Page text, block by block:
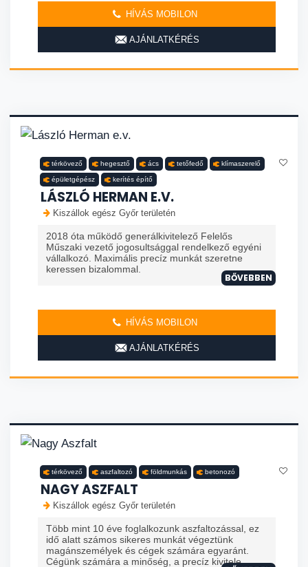
HÍVÁS MOBILON
AJÁNLATKÉRÉS
térkövező hegesztő ács tetőfedő klímaszerelő
épületgépész kerítés építő
LÁSZLÓ HERMAN E.V.
Kiszállok egész Győr területén
2018 óta működő generálkivitelező Felelős
Műszaki vezető jogosultsággal rendelkező egyéni
vállalkozó. Maximális precíz munkát szeretne
keressen bizalommal.
BŐVEBBEN
HÍVÁS MOBILON
AJÁNLATKÉRÉS
térkövező aszfaltozó földmunkás betonozó
NAGY ASZFALT
Kiszállok egész Győr területén
Több mint 10 éve foglalkozunk aszfaltozással, ez
idő alatt számos sikeres munkát végeztünk
magánszemélyek és cégek számára egyaránt.
Cégünk számára a minőség, a precíz kivitele...